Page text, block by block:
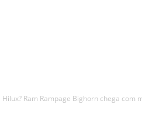
Hilux? Ram Rampage Bighorn chega com